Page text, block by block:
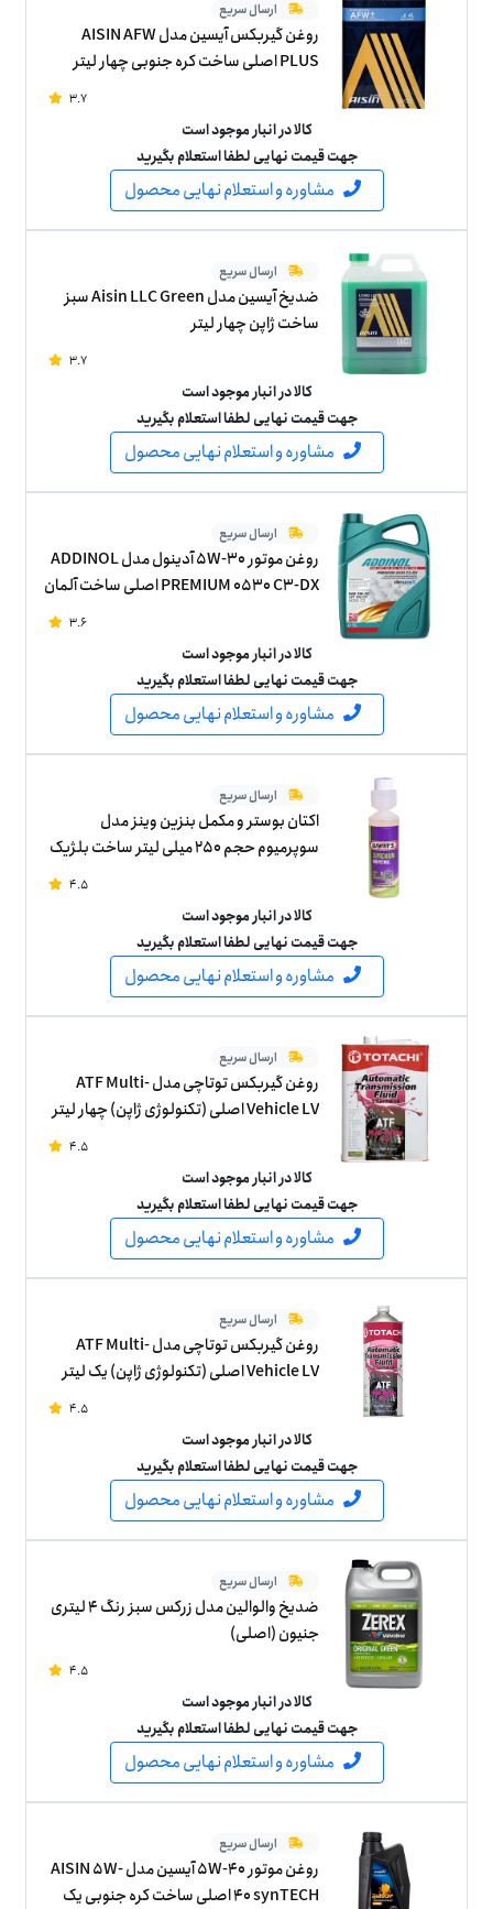
ارسال سریع
روغن گیربکس آیسین مدل AISIN AFW
PLUS اصلی ساخت کره جنوبی چهار لیتر
3.7
کالا در انبار موجود است
جهت قیمت نهایی لطفا استعلام بگیرید
مشاوره و استعلام نهایی محصول
ارسال سریع
ضدیخ آیسین مدل Aisin LLC Green سبز
ساخت ژاپن چهار لیتر
3.7
کالا در انبار موجود است
جهت قیمت نهایی لطفا استعلام بگیرید
مشاوره و استعلام نهایی محصول
ارسال سریع
روغن موتور 5W-30 آدینول مدل ADDINOL
PREMIUM 0530 C3-DX اصلی ساخت آلمان
3.6
کالا در انبار موجود است
جهت قیمت نهایی لطفا استعلام بگیرید
مشاوره و استعلام نهایی محصول
ارسال سریع
اکتان بوستر و مکمل بنزین وینز مدل
سوپرمیوم حجم 250 میلی لیتر ساخت بلژیک
4.5
کالا در انبار موجود است
جهت قیمت نهایی لطفا استعلام بگیرید
مشاوره و استعلام نهایی محصول
ارسال سریع
روغن گیربکس توتاچی مدل ATF Multi-
Vehicle LV اصلی (تکنولوژی ژاپن) چهار لیتر
4.5
کالا در انبار موجود است
جهت قیمت نهایی لطفا استعلام بگیرید
مشاوره و استعلام نهایی محصول
ارسال سریع
روغن گیربکس توتاچی مدل ATF Multi-
Vehicle LV اصلی (تکنولوژی ژاپن) یک لیتر
4.5
کالا در انبار موجود است
جهت قیمت نهایی لطفا استعلام بگیرید
مشاوره و استعلام نهایی محصول
ارسال سریع
ضدیخ والوالین مدل زرکس سبز رنگ 4 لیتری
جنیون (اصلی)
4.5
کالا در انبار موجود است
جهت قیمت نهایی لطفا استعلام بگیرید
مشاوره و استعلام نهایی محصول
ارسال سریع
روغن موتور 5W-40 آیسین مدل AISIN 5W-
40 synTECH اصلی ساخت کره جنوبی یک